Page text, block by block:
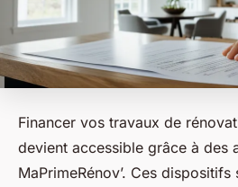
Financer vos travaux de
devient accessible grâce à des
MaPrimeRénov’. Ces dispositifs